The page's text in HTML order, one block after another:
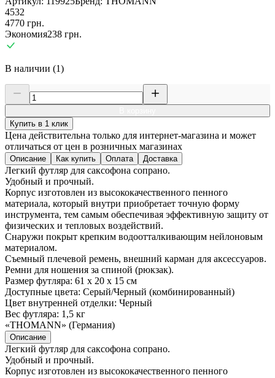
4532
4770 грн.
Экономия238 грн.
В наличии (1)
Купить в 1 клик
Цена действительна только для интернет-магазина и может
отличаться от цен в розничных магазинах
Описание Как купить Оплата Доставка
Легкий футляр для саксофона сопрано.
Удобный и прочный.
Корпус изготовлен из высококачественного пенного
материала, который внутри приобретает точную форму
инструмента, тем самым обеспечивая эффективную защиту от
физических и тепловых воздействий.
Снаружи покрыт крепким водоотталкивающим нейлоновым
материалом.
Съемный плечевой ремень, внешний карман для аксессуаров.
Ремни для ношения за спиной (рюкзак).
Размер футляра: 61 х 20 х 15 см
Доступные цвета: Серый/Черный (комбинированный)
Цвет внутренней отделки: Черный
Вес футляра: 1,5 кг
«THOMANN» (Германия)
Описание
Легкий футляр для саксофона сопрано.
Удобный и прочный.
Корпус изготовлен из высококачественного пенного